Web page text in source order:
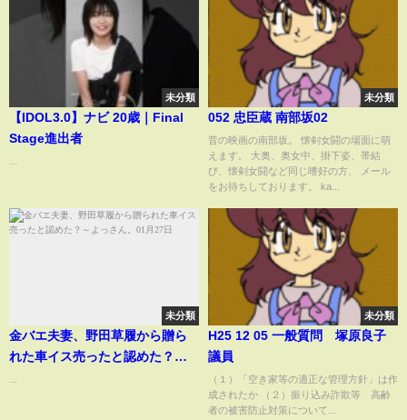
未分類
【IDOL3.0】ナビ 20歳｜Final
Stage進出者
未分類
052 忠臣蔵 南部坂02
昔の映画の南部坂。 懐剣女闘の場面に萌
えます。 大奥、奥女中、掛下姿、帯結
び、懐剣女闘など同じ嗜好の方、 メール
をお待ちしております。 ka...
未分類
金バエ夫妻、野田草履から贈ら
れた車イス売ったと認めた？～
未分類
H25 12 05 一般質問 塚原良子
議員
（１）「空き家等の適正な管理方針」は作
成されたか （２）振り込み詐欺等 高齢
者の被害防止対策について...